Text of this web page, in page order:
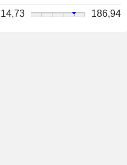
14,73 186,94